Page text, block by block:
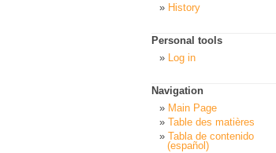
History
Personal tools
Log in
Navigation
Main Page
Table des matières
Tabla de contenido
(español)